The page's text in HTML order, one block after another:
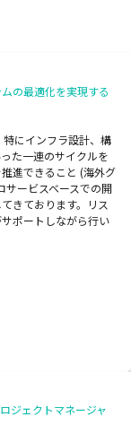
の最適化を実現する
特にインフラ設計、構
た一連のサイクルを
進できること (海外グ
サービスベースでの開
きております。リス
ポートしながら行い
ジェクトマネージャ